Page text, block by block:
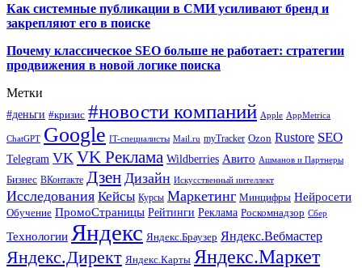
Как системные публикации в СМИ усиливают бренд и
закрепляют его в поиске
Почему классическое SEO больше не работает: стратегии
продвижения в новой логике поиска
Метки
#деньги #кризис #новости компаний Apple AppMetrica
ChatGPT Google IT-специалисты Mail.ru myTracker Ozon Rustore SEO
Telegram VK VK Реклама Wildberries Авито Ашманов и Партнеры
Бизнес ВКонтакте Дзен Дизайн Искусственный интеллект
Исследования Кейсы Курсы Маркетинг Минцифры Нейросети
Обучение ПромоСтраницы Рейтинги Реклама Роскомнадзор Сбер
Технологии Яндекс Яндекс.Браузер Яндекс.Вебмастер
Яндекс.Директ Яндекс.Карты Яндекс.Маркет